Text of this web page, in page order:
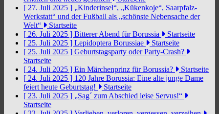
[ 27. Juli 2025 ] „Kinderinsel“, „Kükenkoje“, Saarpfalz-
Werkstatt“ und der Fußball als „schönste Nebensache der
Welt“
Startseite
[ 26. Juli 2025 ] Bitterer Abend für Borussia
Startseite
[ 25. Juli 2025 ] Lepidoptera Borussiae
Startseite
[ 25. Juli 2025 ] Geburtstagsparty oder Party-Crash?
Startseite
[ 24. Juli 2025 ] Ein Märchenprinz für Borussia?
Startseite
[ 24. Juli 2025 ] 120 Jahre Borussia: Eine alte junge Dame
feiert heute Geburtstag!
Startseite
[ 23. Juli 2025 ] „Sag´ zum Abschied leise Servus!“
Startseite